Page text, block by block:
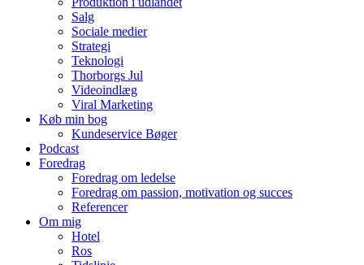
Salg
Sociale medier
Strategi
Teknologi
Thorborgs Jul
Videoindlæg
Viral Marketing
Køb min bog
Kundeservice Bøger
Podcast
Foredrag
Foredrag om ledelse
Foredrag om passion, motivation og succes
Referencer
Om mig
Hotel
Ros